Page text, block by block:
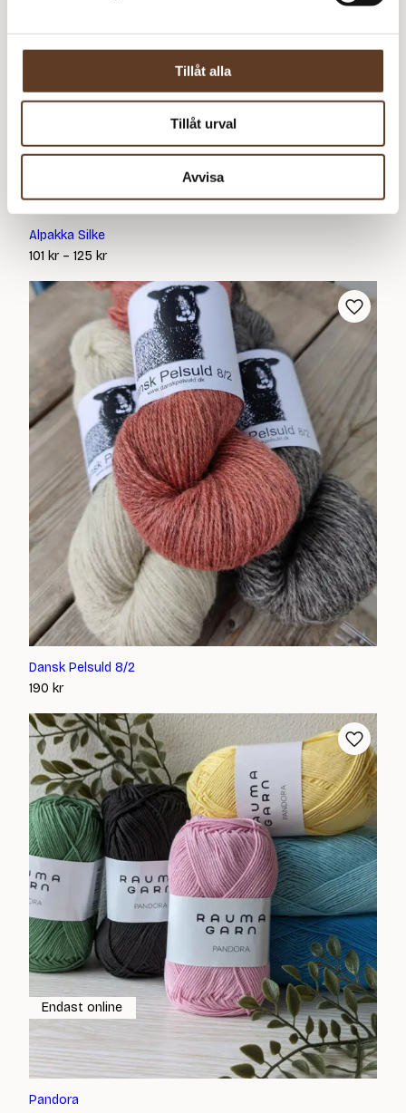
Tillåt alla
Tillåt urval
Avvisa
Alpakka Silke
101 kr – 125 krPrisintervall:
till
125 kr
Dansk Pelsuld 8/2
190 kr
Pandora
Endast online